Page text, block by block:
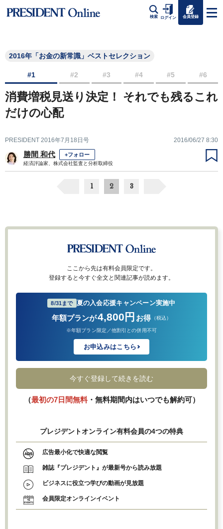
検索 ログイン 会員登録
2016年「お金の新常識」ベストセレクション
#1 #2 #3 #4 #5 #6
消費増税見送り決定！ それでも残るこれ
だけの心配
PRESIDENT 2016年7月18日号 2016/06/27 8:30
勝間 和代 +フォロー
経済評論家、株式会社監査と分析取締役
1 2 3
ここから先は有料会員限定です。
登録すると今すぐ全文と関連記事が読めます。
8/31まで 夏の入会応援キャンペーン実施中
年額プランが4,800円 お得 （税込）
※年額プラン限定／他割引との併用不可
お申込みはこちら
今すぐ登録して続きを読む
（最初の7日間無料・無料期間内はいつでも解約可）
プレジデントオンライン有料会員の4つの特典
広告最小化で快適な閲覧
雑誌『プレジデント』が最新号から読み放題
ビジネスに役立つ学びの動画が見放題
会員限定オンラインイベント